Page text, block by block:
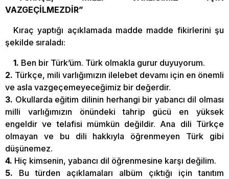
VAZGEÇİLMEZDİR”
Kıraç yaptığı açıklamada madde madde fikirlerini şu
şekilde sıraladı:
1. Ben bir Türk’üm. Türk olmakla gurur duyuyorum.
2. Türkçe, mili varlığımızın ilelebet devamı için en önemli
ve asla vazgeçemeyeceğimiz bir değerdir.
3. Okullarda eğitim dilinin herhangi bir yabancı dil olması
milli varlığımızın önündeki tahrip gücü en yüksek
engeldir ve telafisi mümkün değildir. Ana dili Türkçe
olmayan ve bu dili hakkıyla öğrenmeyen Türk gibi
düşünemez.
4. Hiç kimsenin, yabancı dil öğrenmesine karşı değilim.
5. Bu türden açıklamaları albüm çıktığı için tanıtım